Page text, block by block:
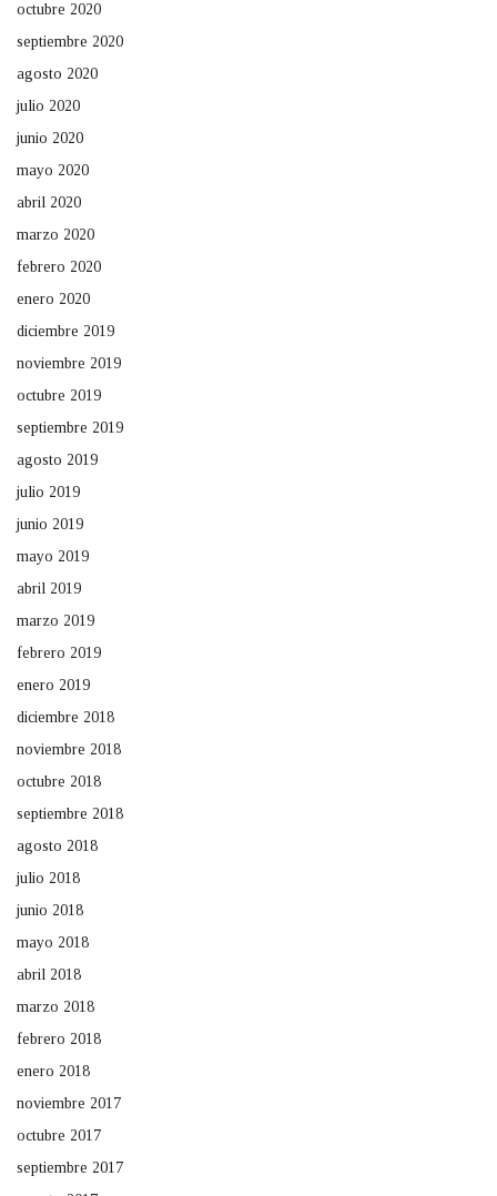
octubre 2020
septiembre 2020
agosto 2020
julio 2020
junio 2020
mayo 2020
abril 2020
marzo 2020
febrero 2020
enero 2020
diciembre 2019
noviembre 2019
octubre 2019
septiembre 2019
agosto 2019
julio 2019
junio 2019
mayo 2019
abril 2019
marzo 2019
febrero 2019
enero 2019
diciembre 2018
noviembre 2018
octubre 2018
septiembre 2018
agosto 2018
julio 2018
junio 2018
mayo 2018
abril 2018
marzo 2018
febrero 2018
enero 2018
noviembre 2017
octubre 2017
septiembre 2017